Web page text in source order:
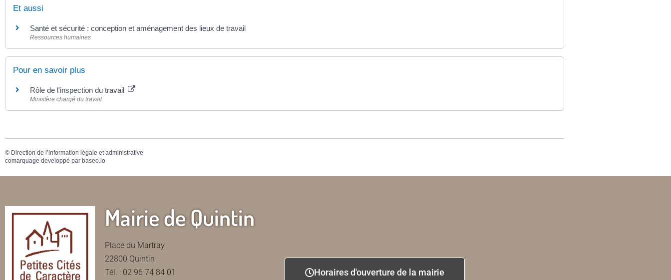
Et aussi
Santé et sécurité : conception et aménagement des lieux de travail
Ressources humaines
Pour en savoir plus
Rôle de l'inspection du travail
Ministère chargé du travail
© Direction de l’information légale et administrative
comarquage developpé par baseo.io
Mairie de Quintin
Place du Martray
22800 Quintin
Tél. : 02 96 74 84 01
Horaires d'ouverture de la mairie